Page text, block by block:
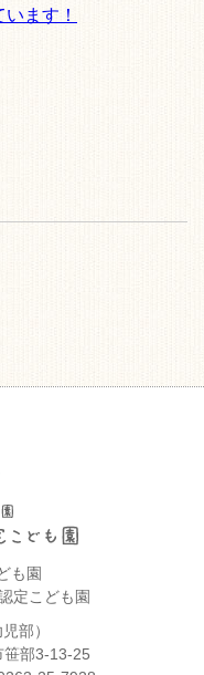
ます！
も園
定こども園
部）
笹部3-13-25